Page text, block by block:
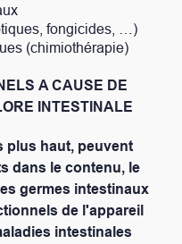
fongicides, …)
(chimiothérapie)
A CAUSE DE
INTESTINALE
plus haut, peuvent
dans le contenu, le
germes intestinaux
de l'appareil
intestinales